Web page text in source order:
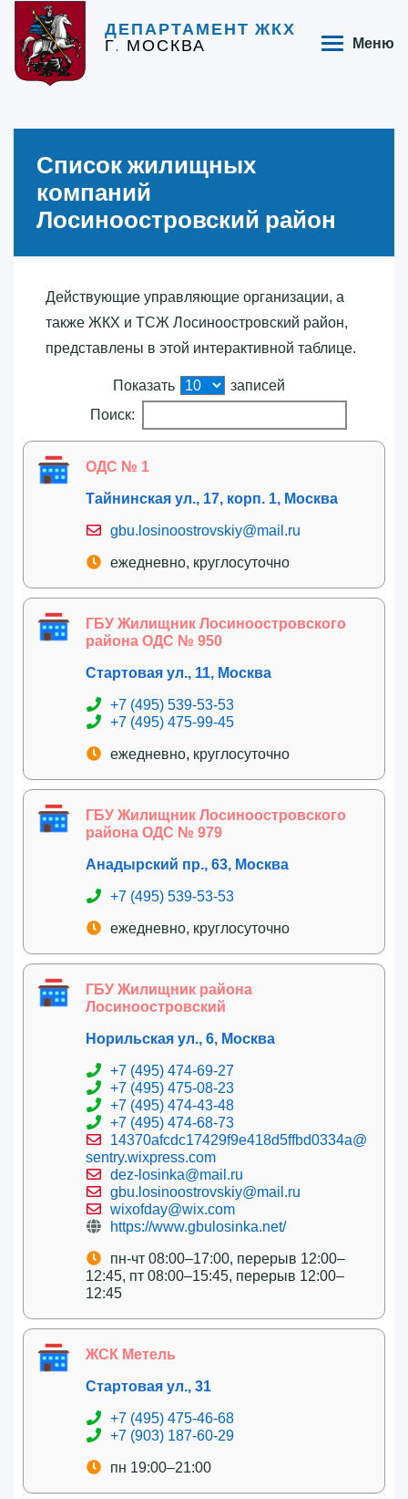
ДЕПАРТАМЕНТ ЖКХ
Г. МОСКВА Меню
Список жилищных
компаний
Лосиноостровский район
Действующие управляющие организации, а
также ЖКХ и ТСЖ Лосиноостровский район,
представлены в этой интерактивной таблице.
Показать
записей
Поиск:
ОДС № 1
Тайнинская ул., 17, корп. 1, Москва
gbu.losinoostrovskiy@mail.ru
ежедневно, круглосуточно
ГБУ Жилищник Лосиноостровского
района ОДС № 950
Стартовая ул., 11, Москва
+7 (495) 539-53-53
+7 (495) 475-99-45
ежедневно, круглосуточно
ГБУ Жилищник Лосиноостровского
района ОДС № 979
Анадырский пр., 63, Москва
+7 (495) 539-53-53
ежедневно, круглосуточно
ГБУ Жилищник района
Лосиноостровский
Норильская ул., 6, Москва
+7 (495) 474-69-27
+7 (495) 475-08-23
+7 (495) 474-43-48
+7 (495) 474-68-73
14370afcdc17429f9e418d5ffbd0334a@
sentry.wixpress.com
dez-losinka@mail.ru
gbu.losinoostrovskiy@mail.ru
wixofday@wix.com
https://www.gbulosinka.net/
пн-чт 08:00–17:00, перерыв 12:00–
12:45, пт 08:00–15:45, перерыв 12:00–
12:45
ЖСК Метель
Стартовая ул., 31
+7 (495) 475-46-68
+7 (903) 187-60-29
пн 19:00–21:00